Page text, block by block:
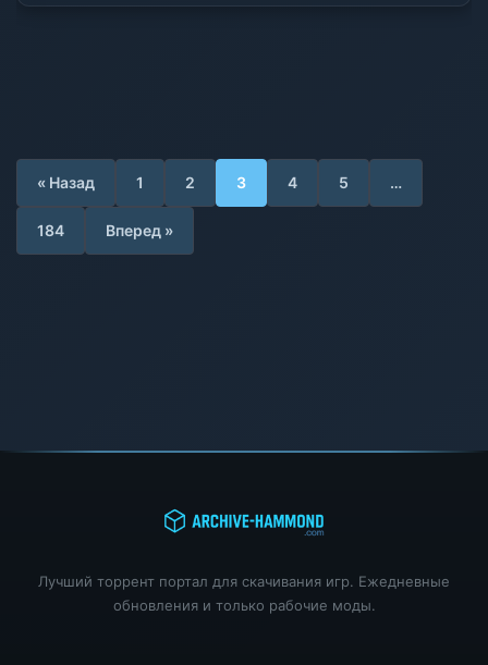
« Назад 1 2 3 4 5 …
184 Вперед »
Лучший торрент портал для скачивания игр. Ежедневные
обновления и только рабочие моды.